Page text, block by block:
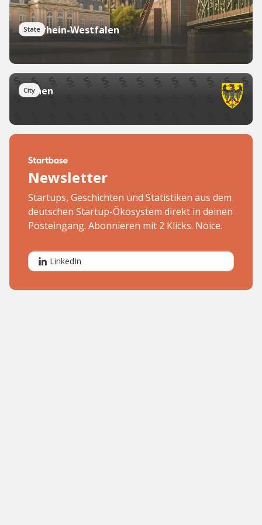
State
Nordrhein-Westfalen
City
Aachen
Newsletter
Startups, Geschichten und Statistiken aus dem
deutschen Startup-Ökosystem direkt in deinen
Posteingang. Abonnieren mit 2 Klicks. Noice.
LinkedIn